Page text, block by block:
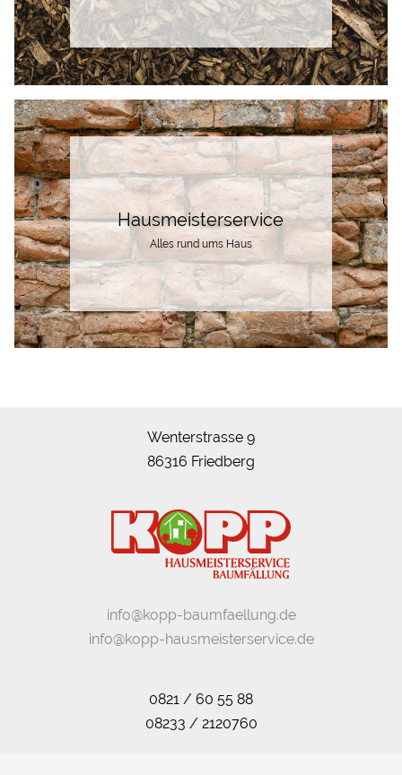
Hausmeisterservice
Alles rund ums Haus
Wenterstrasse 9
86316 Friedberg
info@kopp-baumfaellung.de
info@kopp-hausmeisterservice.de
0821 / 60 55 88
08233 / 2120760